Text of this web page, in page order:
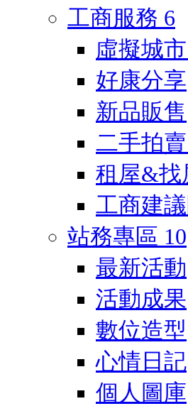
工商服務 6
虛擬城市
好康分享
新品販售
二手拍賣
租屋&找
工商建
站務專區 10
最新活動
活動成果
數位造型
心情日記
個人圖庫